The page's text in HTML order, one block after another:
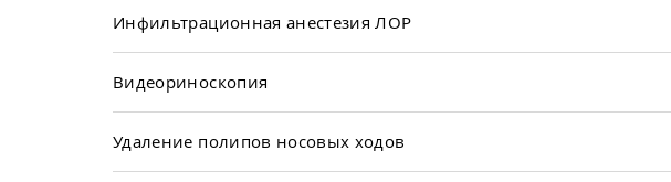
Инфильтрационная анестезия ЛОР
Видеориноскопия
Удаление полипов носовых ходов